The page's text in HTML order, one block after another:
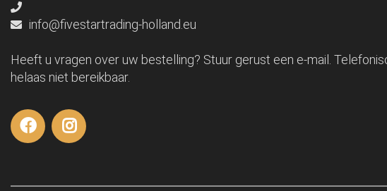
info@fivestartrading-holland.eu
Heeft u vragen over uw bestelling? Stuur gerust een e-mail.
helaas niet bereikbaar.